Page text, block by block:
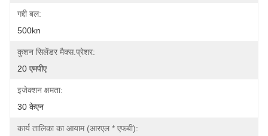
गद्दी बल:
500kn
कुशन सिलेंडर मैक्स.प्रेशर:
20 एमपीए
इजेक्शन क्षमता:
30 केएन
कार्य तालिका का आयाम (आरएल * एफबी):